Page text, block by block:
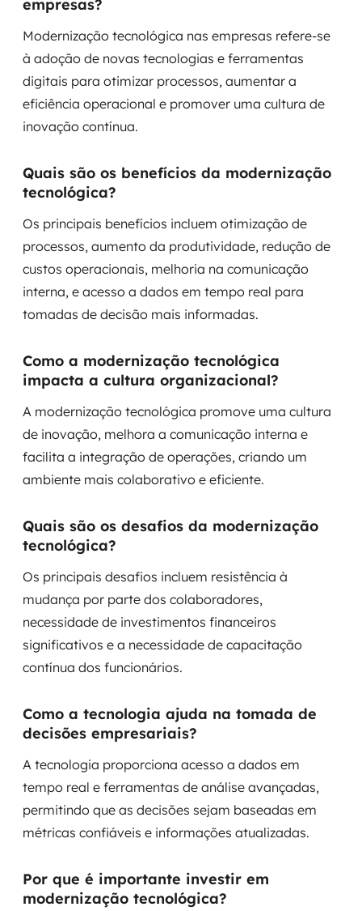
empresas?
Modernização tecnológica nas empresas refere-se
à adoção de novas tecnologias e ferramentas
digitais para otimizar processos, aumentar a
eficiência operacional e promover uma cultura de
inovação contínua.
Quais são os benefícios da modernização
tecnológica?
Os principais benefícios incluem otimização de
processos, aumento da produtividade, redução de
custos operacionais, melhoria na comunicação
interna, e acesso a dados em tempo real para
tomadas de decisão mais informadas.
Como a modernização tecnológica
impacta a cultura organizacional?
A modernização tecnológica promove uma cultura
de inovação, melhora a comunicação interna e
facilita a integração de operações, criando um
ambiente mais colaborativo e eficiente.
Quais são os desafios da modernização
tecnológica?
Os principais desafios incluem resistência à
mudança por parte dos colaboradores,
necessidade de investimentos financeiros
significativos e a necessidade de capacitação
contínua dos funcionários.
Como a tecnologia ajuda na tomada de
decisões empresariais?
A tecnologia proporciona acesso a dados em
tempo real e ferramentas de análise avançadas,
permitindo que as decisões sejam baseadas em
métricas confiáveis e informações atualizadas.
Por que é importante investir em
modernização tecnológica?